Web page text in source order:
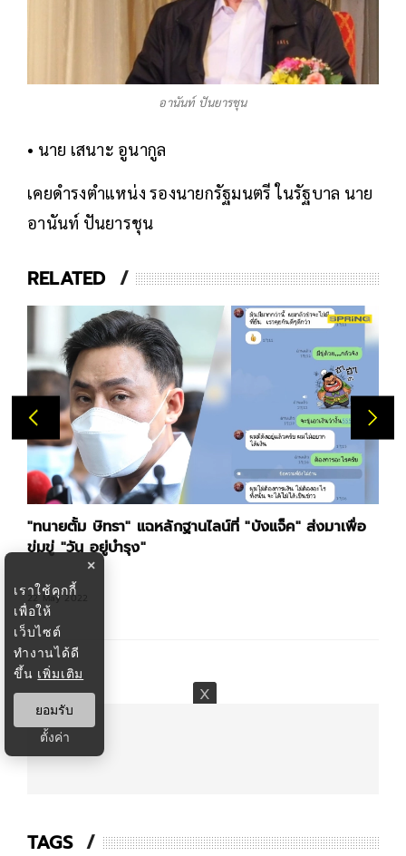
อานันท์ ปันยารชุน
• นาย เสนาะ อูนากูล
เคยดำรงตำแหน่ง รองนายกรัฐมนตรี ในรัฐบาล นาย
อานันท์ ปันยารชุน
RELATED
"ทนายษิทรา" แฉคลิปลับ! "บุคคลปริศนา" อ้างโดนกลั่น
แกล้งทางการเมือง
18 Apr 2022
TAGS
×
เราใช้คุกกี้
เพื่อให้
เว็บไซต์
ทำงานได้ดี
ขึ้น เพิ่มเติม
ยอมรับ
ตั้งค่า